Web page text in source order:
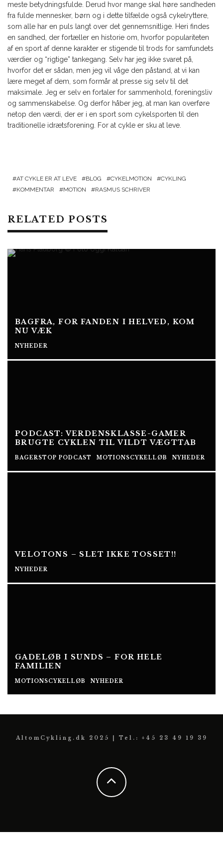
meste betydningsfulde. Derud hvor mange skal høre sandheden
fra fulde mennesker, børn og i dette tilfælde også cykelryttere,
som alle har en puls langt over det gennemsnitlige. Heri findes
en sandhed, der fortæller en historie om, hvorfor populariteten
af en sport af denne karakter er stigende til trods for samfundets
værdier og “rigtige” tankegang. Selv har jeg ikke svaret på,
hvorfor det er sådan, men jeg vil våge den påstand, at vi kan
lære meget af dem, som formår at presse sig selv til det
maksimale. Jeg er selv en fortaler for sammenhold, foreningsliv
og sammenskabelse. Og derfor håber jeg, at man kan overføre
netop den værdi, der er i en sport som cykelsporten til den
traditionelle idrætsforening. For at cykle er sku at leve.
AT CYKLE ER AT LEVE BLOG CYKELMOTION
CYKLING
KOMMENTAR
MOTION RASMUS SCHRIVER
RELATED POSTS
BAGFRA, FOR FANDEN I HELVED, KOM
NU VÆK
NYHEDER
PODCAST: VERDENSKLASSE-GAMER
BRUGTE CYKLEN TIL VILDT VÆGTTAB
BAGERSTOP PODCAST MOTIONSCYKELLØB NYHEDER
VELOTONS – SLET IKKE TOSSET!!
NYHEDER
GADELØB I SUNDS – FOR HELE
FAMILIEN
MOTIONSCYKELLØB NYHEDER
AltomCykling.dk 2025 | Tel.: +45 23 49 19 39